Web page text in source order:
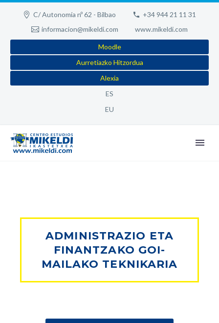
C/ Autonomía nº 62 - Bilbao
+34 944 21 11 31
informacion@mikeldi.com
www.mikeldi.com
Moodle
Aurretiazko Hitzordua
Alexia
ES
EU
ADMINISTRAZIO ETA
FINANTZAKO GOI-
MAILAKO TEKNIKARIA